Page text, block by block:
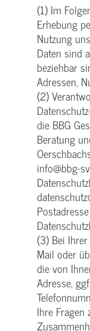
(1) Im
Erhebung
Nutzung
Daten sind
beziehbar
Adressen,
(2)
die BBG
Beratung
info@bbg-
(3) Bei
Mail oder
die von
Adresse,
Ihre